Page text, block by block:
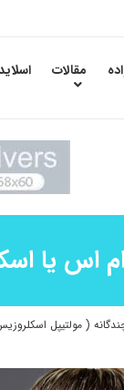
مقالات
اس یا
( مولتیپل